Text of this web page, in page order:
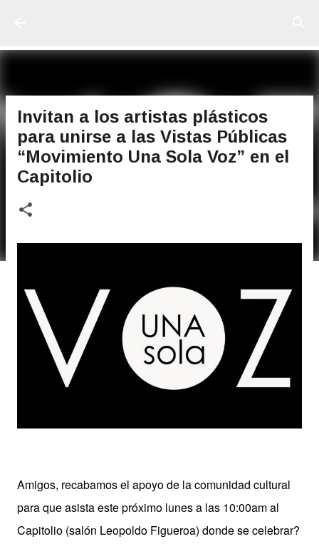
Invitan a los artistas plásticos
para unirse a las Vistas Públicas
“Movimiento Una Sola Voz” en el
Capitolio
Amigos, recabamos el apoyo de la comunidad cultural
para que asista este próximo lunes a las 10:00am al
Capitolio (salón Leopoldo Figueroa) donde se celebrar?